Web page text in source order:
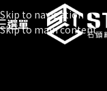
Skip to navigation
Skip to main content
選單